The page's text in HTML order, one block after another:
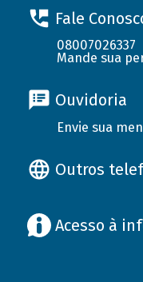
Fale
08007026337
Mande sua
Ouvidoria
Envie sua
Outros
Acesso à